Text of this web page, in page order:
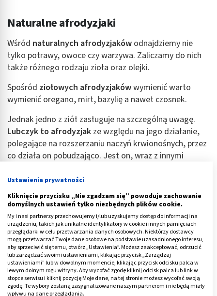
Naturalne afrodyzjaki
Wśród naturalnych afrodyzjaków odnajdziemy nie
tylko potrawy, owoce czy warzywa. Zaliczamy do nich
także różnego rodzaju zioła oraz olejki.
Spośród ziołowych afrodyzjakówwymienić warto
wymienić oregano, mirt, bazylię a nawet czosnek.
Jednak jedno z ziół zasługuje na szczególną uwagę.
Lubczyk to afrodyzjak ze względu na jego działanie,
polegające na rozszerzaniu naczyń krwionośnych, przez
co działa on pobudzająco. Jest on, wraz z innymi
rodzaju mieszanek wzmacniających sferę erotyczną.
Z kolei mówiąc o olejkach eterycznych mających takie
działanie na pierwszym miejscu na pewno znajdzie się
olejek różany. Nie bez powodu róża jest symbolem
miłości. Afrodyzjak jakim jestolejek różanyjest
bardzo często dodawany do perfum dla kobiet.
Spośród innych olejków eterycznych można wymienić
olejek jaśminowy, geraniowy, bergamotowy czy
cynamonowy.
Ustawienia prywatności
Kliknięcie przycisku „Nie zgadzam się” powoduje zachowanie
domyślnych ustawień tylko niezbędnych plików cookie.
My i nasi partnerzy przechowujemy i/lub uzyskujemy dostęp do informacji na
urządzeniu, takich jak unikalne identyfikatory w cookie i innych pamięciach
przeglądarki w celu przetwarzania danych osobowych. Niektórzy dostawcy
mogą przetwarzać Twoje dane osobowe na podstawie uzasadnionego interesu,
aby sprzeciwić się temu, otwórz „Ustawienia”. Możesz zaakceptować, odrzucić
lub zarządzać swoimi ustawieniami, klikając przycisk „Zarządzaj
ustawieniami” lub w dowolnym momencie, klikając przycisk odcisku palca w
lewym dolnym rogu witryny. Aby wycofać zgodę kliknij odcisk palca lub link w
stopce serwisu i kliknij pozycję Moje dane, na tej stronie możesz wycofać swoją
zgodę. Te wybory zostaną zasygnalizowane naszym partnerom i nie będą miały
wpływu na dane przeglądania.